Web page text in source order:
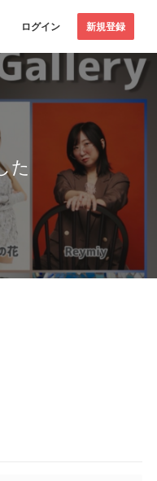
ログイン 新規登録
た